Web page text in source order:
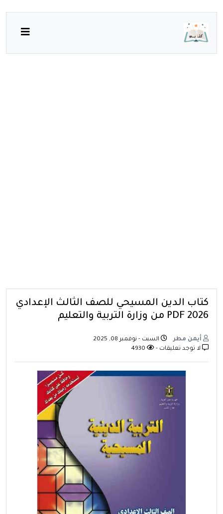
كتاب الدين المسيحي للصف الثالث الإعدادي
PDF 2026 من وزارة التربية والتعليم
أيمن مطر
السبت - نوفمبر 08, 2025
لا توجد تعليقات -